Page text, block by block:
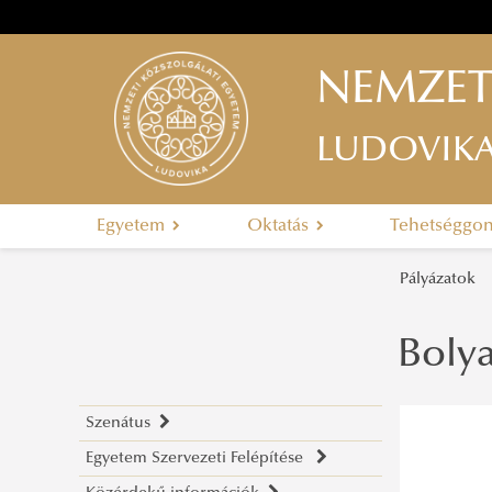
Egyetem Oktatás
Pályázatok
Szenátus
A szenátus tagjai
Egyetem Szervezeti Felépítése